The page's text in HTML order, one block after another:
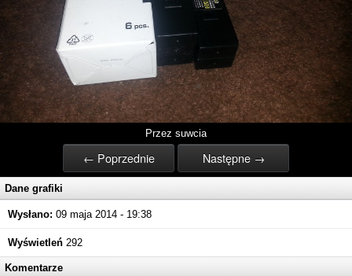
Przez suwcia
← Poprzednie Następne →
Dane grafiki
Wysłano: 09 maja 2014 - 19:38
Wyświetleń 292
Komentarze